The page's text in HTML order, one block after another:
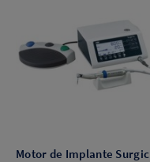
Motor de Implante Surgic